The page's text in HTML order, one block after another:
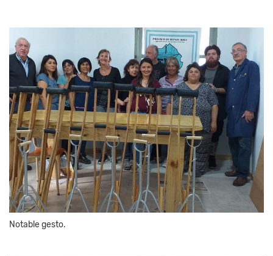
Notable gesto.